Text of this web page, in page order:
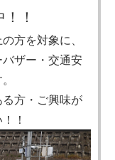
！
方を対象に、
ザー・交通安
方・ご興味が
！